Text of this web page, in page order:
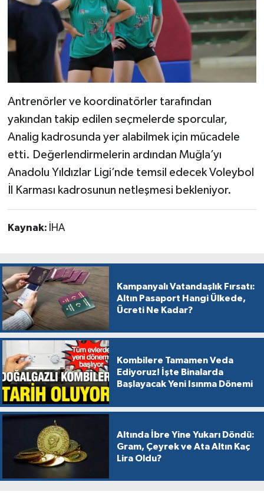
Antrenörler ve koordinatörler tarafından
yakından takip edilen seçmelerde sporcular,
Analig kadrosunda yer alabilmek için mücadele
etti. Değerlendirmelerin ardından Muğla’yı
Anadolu Yıldızlar Ligi’nde temsil edecek Voleybol
İl Karması kadrosunun netleşmesi bekleniyor.
Kaynak: İHA
Kampanyalı Vatandaşlık Fırsatı:
Altın Pasaport Hangi Ülkede,
Ücreti Ne Kadar?
Kombilere Tamamen Veda
Ediyoruz! İşte Binalarda
Başlayacak Yeni Isınma Dönemi
Altında İbre Yine Yukarı Döndü:
Gram, Çeyrek ve Ata Altın Kaç
Lira Oldu?